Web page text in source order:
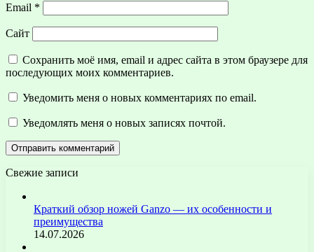
Email *
Сайт
Сохранить моё имя, email и адрес сайта в этом браузере для
последующих моих комментариев.
Уведомить меня о новых комментариях по email.
Уведомлять меня о новых записях почтой.
Свежие записи
Краткий обзор ножей Ganzo — их особенности и
преимущества
14.07.2026